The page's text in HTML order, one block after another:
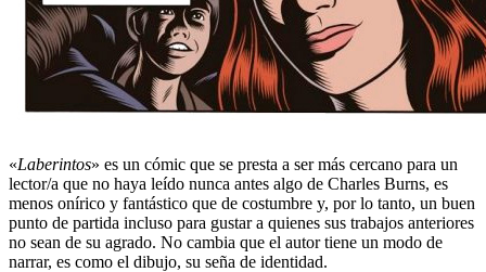
«Laberintos» es un cómic que se presta a ser más cercano para un
lector/a que no haya leído nunca antes algo de Charles Burns, es
menos onírico y fantástico que de costumbre y, por lo tanto, un buen
punto de partida incluso para gustar a quienes sus trabajos anteriores
no sean de su agrado. No cambia que el autor tiene un modo de
narrar, es como el dibujo, su seña de identidad.